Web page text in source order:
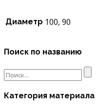
Диаметр 100, 90
Поиск по названию
Search
for:
Категория материала